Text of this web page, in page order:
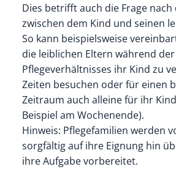
Dies betrifft auch die Frage
zwischen dem Kind und seinen
So kann beispielsweise
die leiblichen Eltern während
Pflegeverhältnisses ihr Kind zu
Zeiten besuchen oder für einen
Zeitraum auch alleine für ihr
Beispiel am Wochenende).
Hinweis: Pflegefamilien werden
sorgfältig auf ihre Eignung hin
ihre Aufgabe vorbereitet.